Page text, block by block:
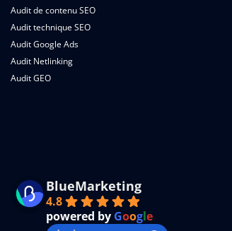
Audit de contenu SEO
Audit technique SEO
Audit Google Ads
Audit Netlinking
Audit GEO
BlueMarketing
4.8
powered by Google